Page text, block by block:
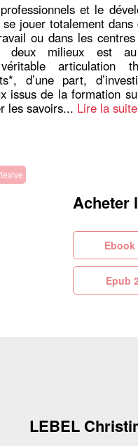
et le
jouer totalement dans
ou dans les
deux milieux est
articulation
d’une part,
issus de la formation
les savoirs... Lire la suite
Acheter
LEBEL